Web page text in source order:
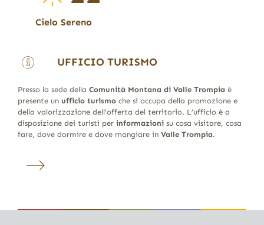
Cielo Sereno
UFFICIO TURISMO
Presso la sede della Comunità Montana di Valle Trompia è
presente un ufficio turismoche si occupa della promozione e
della valorizzazione dell’offerta del territorio. L’ufficio è a
disposizione dei turisti per informazionisu cosa visitare, cosa
fare, dove dormire e dove mangiare in Valle Trompia.